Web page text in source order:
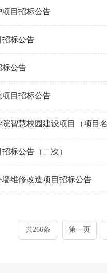
目招标公告
招标公告
标公告
目招标公告
智慧校园建设项目（项目
标公告（二次）
维修改造项目招标公告
共266条 第一页